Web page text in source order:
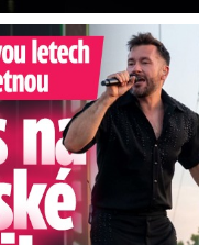
koncert